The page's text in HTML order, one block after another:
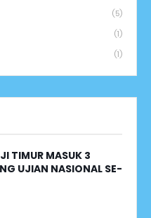
(5)
(1)
(1)
TIMUR MASUK 3
UJIAN NASIONAL SE-